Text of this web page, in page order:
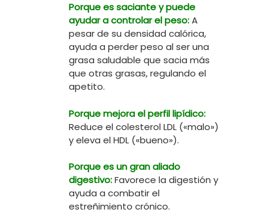
Porque es saciante y puede
ayudar a controlar el peso:A
pesar de su densidad calórica,
ayuda a perder peso al ser una
grasa saludable que sacia más
que otras grasas, regulando el
apetito.
Porque mejora el perfil lipídico:
Reduce el colesterol LDL («malo»)
y eleva el HDL («bueno»).
Porque es un gran aliado
digestivo:Favorece la digestión y
ayuda a combatir el
estreñimiento crónico.